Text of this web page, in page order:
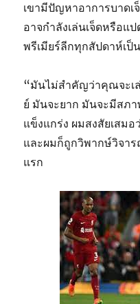
เขามีปัญหาอาการบาด
อาจกําลังเล่นเจ็ดหรือแ
พรีเมียร์ลีกทุกสัปดาห์เป็
“มันไม่สําคัญว่าคุณจะเ
ย์ มันจะยาก มันจะมีสภ
แข็งแกร่ง ผมสงสัยเสม
และผมก็ถูกวิพากษ์วิจา
แรก